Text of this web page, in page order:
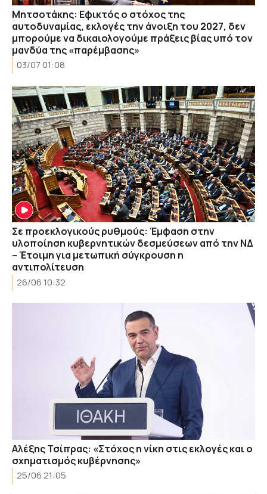
Μητσοτάκης: Εφικτός ο στόχος της
αυτοδυναμίας, εκλογές την άνοιξη του 2027, δεν
μπορούμε να δικαιολογούμε πράξεις βίας υπό τον
μανδύα της «παρέμβασης»
03/07 01:08
Σε προεκλογικούς ρυθμούς: Έμφαση στην
υλοποίηση κυβερνητικών δεσμεύσεων από την ΝΔ
– Έτοιμη για μετωπική σύγκρουση η
αντιπολίτευση
26/06 10:32
Αλέξης Τσίπρας: «Στόχος η νίκη στις εκλογές και ο
σχηματισμός κυβέρνησης»
25/06 21:05